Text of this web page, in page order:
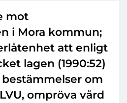
mot
i Mora kommun;
att enligt
lagen (1990:52)
om
ompröva vård